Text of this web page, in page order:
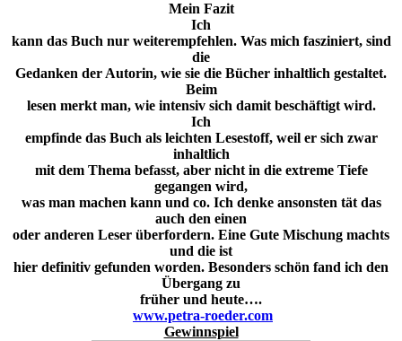
Mein Fazit
Ich
kann das Buch nur weiterempfehlen. Was mich fasziniert, sind
die
Gedanken der Autorin, wie sie die Bücher inhaltlich gestaltet.
Beim
lesen merkt man, wie intensiv sich damit beschäftigt wird.
Ich
empfinde das Buch als leichten Lesestoff, weil er sich zwar
inhaltlich
mit dem Thema befasst, aber nicht in die extreme Tiefe
gegangen wird,
was man machen kann und co. Ich denke ansonsten tät das
auch den einen
oder anderen Leser überfordern. Eine Gute Mischung machts
und die ist
hier definitiv gefunden worden. Besonders schön fand ich den
Übergang zu
früher und heute….
www.petra-roeder.com
Gewinnspiel